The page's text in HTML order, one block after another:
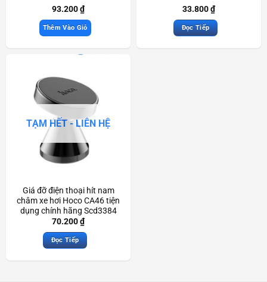
93.200₫
Thêm Vào Giỏ
33.800₫
Đọc Tiếp
TẠM HẾT - LIÊN HỆ
Giá đỡ điện thoại hít nam
châm xe hơi Hoco CA46 tiện
dụng chính hãng Scd3384
70.200₫
Đọc Tiếp